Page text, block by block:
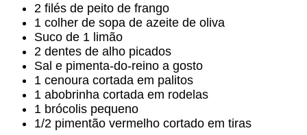
2 filés de peito de frango
1 colher de sopa de azeite de oliva
Suco de 1 limão
2 dentes de alho picados
Sal e pimenta-do-reino a gosto
1 cenoura cortada em palitos
1 abobrinha cortada em rodelas
1 brócolis pequeno
1/2 pimentão vermelho cortado em tiras